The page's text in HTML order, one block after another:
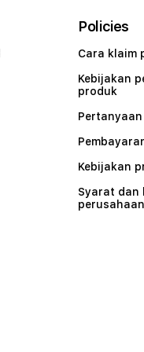
Policies
Cara klaim
Kebijakan
produk
Pertanyaan
Kebijakan
Syarat dan
perusahaan